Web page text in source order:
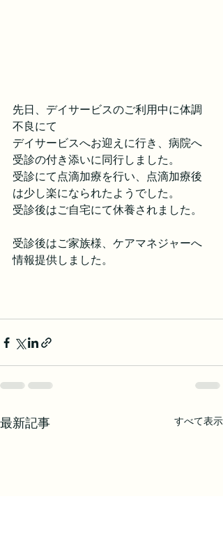
先日、デイサービスのご利用中に体調
不良にて
デイサービスへお迎えに行き、病院へ
受診の付き添いに同行しました。
受診にて点滴加療を行い、点滴加療後
は少し楽になられたようでした。
受診後はご自宅にて休養されました。
受診後はご家族様、ケアマネジャーへ
情報提供しました。
最新記事 すべて表示